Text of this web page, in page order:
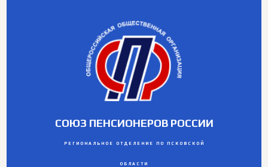
СОЮЗ ПЕНСИОНЕРОВ РОССИИ
РЕГИОНАЛЬНОЕ ОТДЕЛЕНИЕ ПО ПСКОВСКОЙ
ОБЛАСТИ